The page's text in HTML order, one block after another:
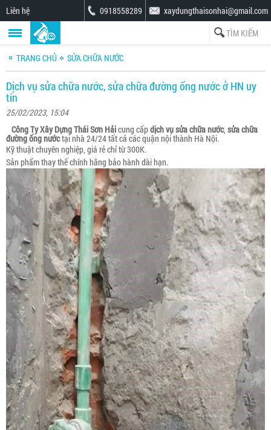
Liên hệ xaydungthaisonhai@gmail.com
0918558289
TRANG CHỦ SỬA CHỮA NƯỚC
Dịch vụ sửa chữa nước, sửa chữa đường ống nước ở HN uy
tín
25/02/2023, 15:04
Công Ty Xây Dựng Thái Sơn Hảicung cấpdịch vụ sửa chữa nước, sửa chữa
đường ống nướctại nhà 24/24 tất cả các quận nội thành Hà Nội.
Kỹ thuật chuyên nghiệp, giá rẻ chỉ từ 300K.
Sản phẩm thay thế chính hãng bảo hành dài hạn.